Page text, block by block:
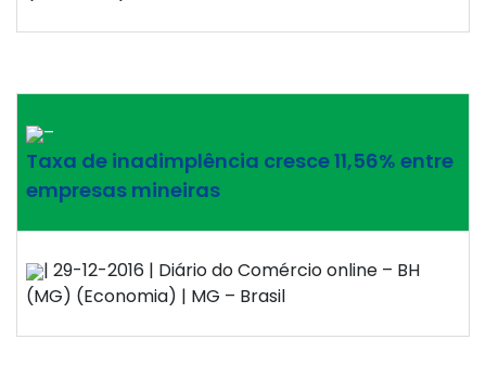
–
Taxa de inadimplência cresce 11,56% entre
empresas mineiras
| 29-12-2016 | Diário do Comércio online – BH
(MG) (Economia) | MG – Brasil